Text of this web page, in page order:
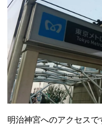
明治神宮へのアクセス